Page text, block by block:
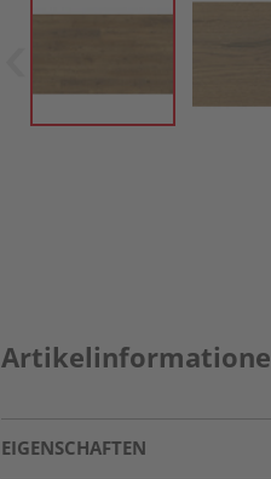
EIGENSCHAFTEN